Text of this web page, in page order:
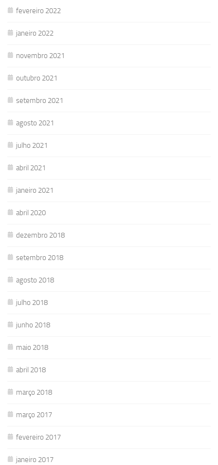
fevereiro 2022
janeiro 2022
novembro 2021
outubro 2021
setembro 2021
agosto 2021
julho 2021
abril 2021
janeiro 2021
abril 2020
dezembro 2018
setembro 2018
agosto 2018
julho 2018
junho 2018
maio 2018
abril 2018
março 2018
março 2017
fevereiro 2017
janeiro 2017